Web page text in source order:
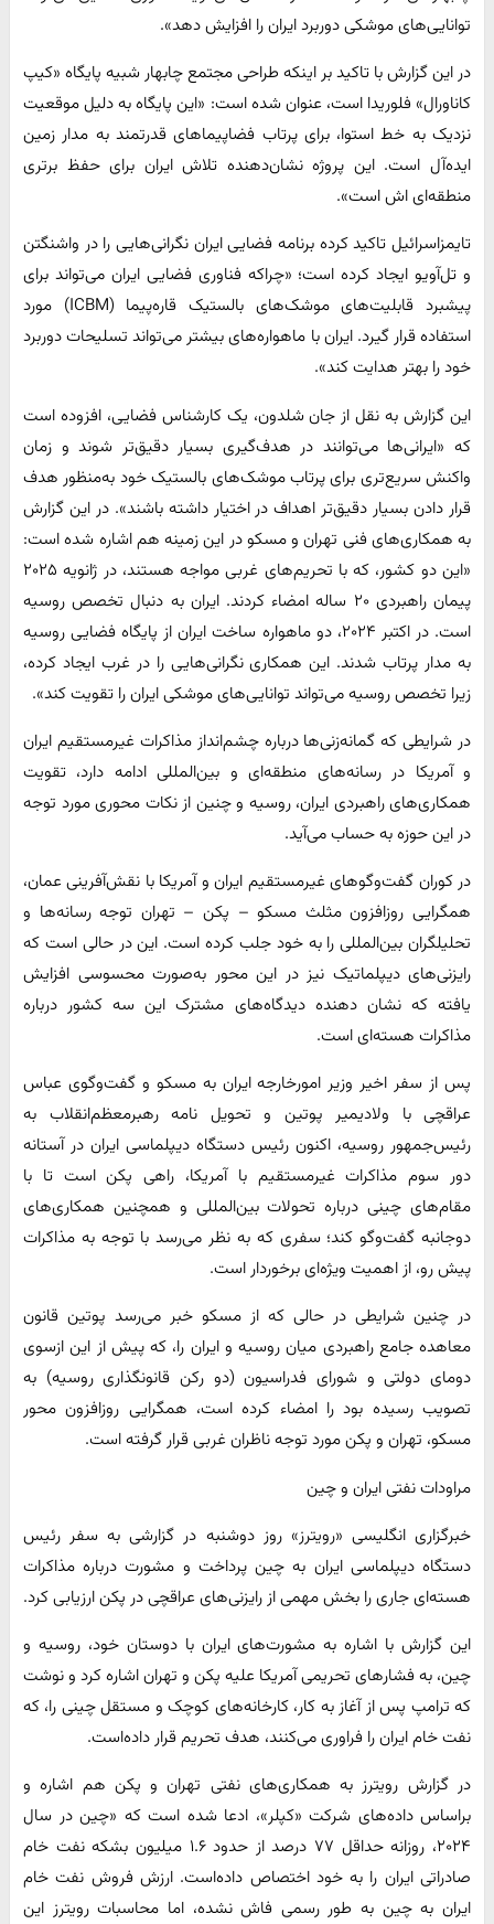
توانایی‌های موشکی دوربرد ایران را افزایش دهد».
در این گزارش با تاکید بر اینکه طراحی مجتمع چابهار شبیه پایگاه «کیپ
کاناورال» فلوریدا است، عنوان شده است: «این پایگاه به دلیل موقعیت
نزدیک به خط استوا، برای پرتاب فضاپیماهای قدرتمند به مدار زمین
ایده‌آل است. این پروژه نشان‌دهنده تلاش ایران برای حفظ برتری
منطقه‌ای اش است».
تایمزاسرائیل تاکید کرده برنامه فضایی ایران نگرانی‌هایی را در واشنگتن
و تل‌آویو ایجاد کرده است؛ «چراکه فناوری فضایی ایران می‌تواند برای
پیشبرد قابلیت‌های موشک‌های بالستیک قاره‌پیما (ICBM) مورد
استفاده قرار گیرد. ایران با ماهواره‌های بیشتر می‌تواند تسلیحات دوربرد
خود را بهتر هدایت کند».
این گزارش به نقل از جان شلدون، یک کارشناس فضایی، افزوده است
که «ایرانی‌ها می‌توانند در هدف‌گیری بسیار دقیق‌تر شوند و زمان
واکنش سریع‌تری برای پرتاب موشک‌های بالستیک خود به‌منظور هدف
قرار دادن بسیار دقیق‌تر اهداف در اختیار داشته باشند». در این گزارش
به همکاری‌های فنی تهران و مسکو در این زمینه هم اشاره شده است:
«این دو کشور، که با تحریم‌های غربی مواجه هستند، در ژانویه ۲۰۲۵
پیمان راهبردی ۲۰ ساله امضاء کردند. ایران به دنبال تخصص روسیه
است. در اکتبر ۲۰۲۴، دو ماهواره ساخت ایران از پایگاه فضایی روسیه
به مدار پرتاب شدند. این همکاری نگرانی‌هایی را در غرب ایجاد کرده،
زیرا تخصص روسیه می‌تواند توانایی‌های موشکی ایران را تقویت کند».
در شرایطی که گمانه‌زنی‌ها درباره چشم‌انداز مذاکرات غیرمستقیم ایران
و آمریکا در رسانه‌های منطقه‌ای و بین‌المللی ادامه دارد، تقویت
همکاری‌های راهبردی ایران، روسیه و چنین از نکات محوری مورد توجه
در این حوزه به حساب می‌آید.
در کوران گفت‌وگوهای غیرمستقیم ایران و آمریکا با نقش‌آفرینی عمان،
همگرایی روزافزون مثلث مسکو – پکن – تهران توجه رسانه‌ها و
تحلیلگران بین‌المللی را به خود جلب کرده است. این در حالی است که
رایزنی‌های دیپلماتیک نیز در این محور به‌صورت محسوسی افزایش
یافته که نشان دهنده دیدگاه‌های مشترک این سه کشور درباره
مذاکرات هسته‌ای است.
پس از سفر اخیر وزیر امورخارجه ایران به مسکو و گفت‌وگوی عباس
عراقچی با ولادیمیر پوتین و تحویل نامه رهبرمعظم‌انقلاب به
رئیس‌جمهور روسیه، اکنون رئیس دستگاه دیپلماسی ایران در آستانه
دور سوم مذاکرات غیرمستقیم با آمریکا، راهی پکن است تا با
مقام‌های چینی درباره تحولات بین‌المللی و همچنین همکاری‌های
دوجانبه گفت‌وگو کند؛ سفری که به نظر می‌رسد با توجه به مذاکرات
پیش رو، از اهمیت ویژه‌ای برخوردار است.
در چنین شرایطی در حالی که از مسکو خبر می‌رسد پوتین قانون
معاهده جامع راهبردی میان روسیه و ایران را، که پیش از این ازسوی
دومای دولتی و شورای فدراسیون (دو رکن قانونگذاری روسیه) به
تصویب رسیده بود را امضاء کرده است، همگرایی روزافزون محور
مسکو، تهران و پکن مورد توجه ناظران غربی قرار گرفته است.
مراودات نفتی ایران و چین
خبرگزاری انگلیسی «رویترز» روز دوشنبه در گزارشی به سفر رئیس
دستگاه دیپلماسی ایران به چین پرداخت و مشورت درباره مذاکرات
هسته‌ای جاری را بخش مهمی از رایزنی‌های عراقچی در پکن ارزیابی کرد.
این گزارش با اشاره به مشورت‌های ایران با دوستان خود، روسیه و
چین، به فشارهای تحریمی آمریکا علیه پکن و تهران اشاره کرد و نوشت
که ترامپ پس از آغاز به کار، کارخانه‌های کوچک و مستقل چینی را، که
نفت خام ایران را فراوری می‌کنند، هدف تحریم‌ قرار داده‌است.
در گزارش رویترز به همکاری‌های نفتی تهران و پکن هم اشاره و
براساس داده‌های شرکت «کپلر»، ادعا شده است که «چین در سال
۲۰۲۴، روزانه حداقل ۷۷ درصد از حدود ۱.۶ میلیون بشکه نفت خام
صادراتی ایران را به خود اختصاص داده‌است. ارزش فروش نفت خام
ایران به چین به طور رسمی فاش نشده، اما محاسبات رویترز این